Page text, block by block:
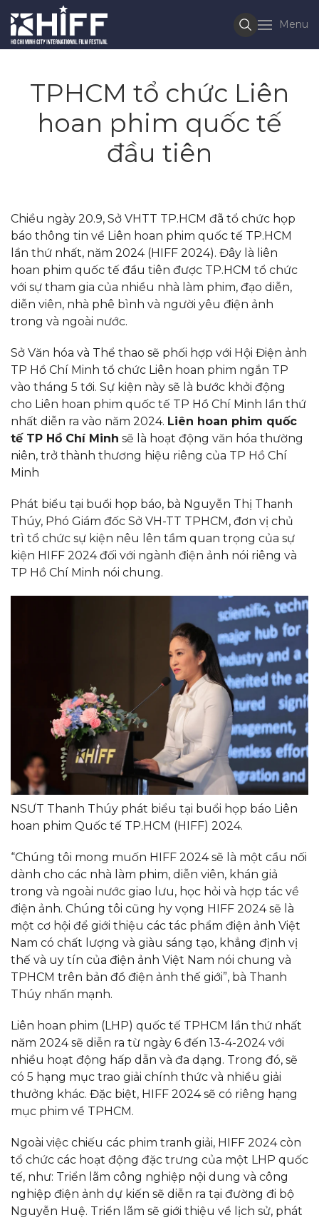
Menu
TPHCM tổ chức Liên
hoan phim quốc tế
đầu tiên
Chiều ngày 20.9, Sở VHTT TP.HCM đã tổ chức họp
báo thông tin về Liên hoan phim quốc tế TP.HCM
lần thứ nhất, năm 2024 (HIFF 2024). Đây là liên
hoan phim quốc tế đầu tiên được TP.HCM tổ chức
với sự tham gia của nhiều nhà làm phim, đạo diễn,
diễn viên, nhà phê bình và người yêu điện ảnh
trong và ngoài nước.
Sở Văn hóa và Thể thao sẽ phối hợp với Hội Điện ảnh
TP Hồ Chí Minh tổ chức Liên hoan phim ngắn TP
vào tháng 5 tới. Sự kiện này sẽ là bước khởi động
cho Liên hoan phim quốc tế TP Hồ Chí Minh lần thứ
nhất diễn ra vào năm 2024. Liên hoan phim quốc
tế TP Hồ Chí Minh sẽ là hoạt động văn hóa thường
niên, trở thành thương hiệu riêng của TP Hồ Chí
Minh
Phát biểu tại buổi họp báo, bà Nguyễn Thị Thanh
Thúy, Phó Giám đốc Sở VH-TT TPHCM, đơn vị chủ
trì tổ chức sự kiện nêu lên tầm quan trọng của sự
kiện HIFF 2024 đối với ngành điện ảnh nói riêng và
TP Hồ Chí Minh nói chung.
NSƯT Thanh Thúy phát biểu tại buổi họp báo Liên
hoan phim Quốc tế TP.HCM (HIFF) 2024.
“Chúng tôi mong muốn HIFF 2024 sẽ là một cầu nối
dành cho các nhà làm phim, diễn viên, khán giả
trong và ngoài nước giao lưu, học hỏi và hợp tác về
điện ảnh. Chúng tôi cũng hy vọng HIFF 2024 sẽ là
một cơ hội để giới thiệu các tác phẩm điện ảnh Việt
Nam có chất lượng và giàu sáng tạo, khẳng định vị
thế và uy tín của điện ảnh Việt Nam nói chung và
TPHCM trên bản đồ điện ảnh thế giới”, bà Thanh
Thúy nhấn mạnh.
Liên hoan phim (LHP) quốc tế TPHCM lần thứ nhất
năm 2024 sẽ diễn ra từ ngày 6 đến 13-4-2024 với
nhiều hoạt động hấp dẫn và đa dạng. Trong đó, sẽ
có 5 hạng mục trao giải chính thức và nhiều giải
thưởng khác. Đặc biệt, HIFF 2024 sẽ có riêng hạng
mục phim về TPHCM.
Ngoài việc chiếu các phim tranh giải, HIFF 2024 còn
tổ chức các hoạt động đặc trưng của một LHP quốc
tế, như: Triển lãm công nghiệp nội dung và công
nghiệp điện ảnh dự kiến sẽ diễn ra tại đường đi bộ
Nguyễn Huệ. Triển lãm sẽ giới thiệu về lịch sử, phát